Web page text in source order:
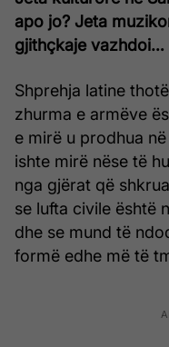
apo jo? Jeta
gjithçkaje vazhdoi…
Shprehja latine
zhurma e armëve
e mirë u prodhua
ishte mirë nëse të
nga gjërat që
se lufta civile është
dhe se mund të
formë edhe më të